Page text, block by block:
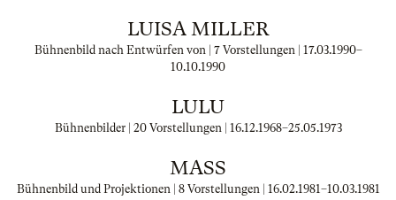
LUISA MILLER
Bühnenbild nach Entwürfen von | 7 Vorstellungen | 17.03.1990–
10.10.1990
LULU
Bühnenbilder | 20 Vorstellungen | 16.12.1968–25.05.1973
MASS
Bühnenbild und Projektionen | 8 Vorstellungen | 16.02.1981–10.03.1981